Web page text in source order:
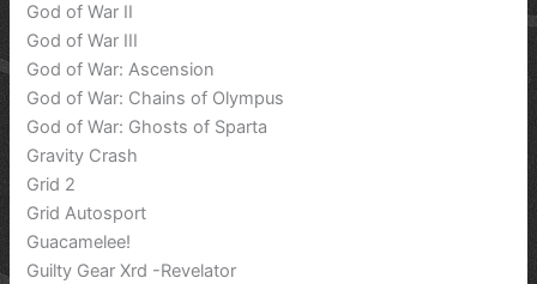
God of War II
God of War III
God of War: Ascension
God of War: Chains of Olympus
God of War: Ghosts of Sparta
Gravity Crash
Grid 2
Grid Autosport
Guacamelee!
Guilty Gear Xrd -Revelator